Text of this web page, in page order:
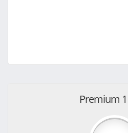
Premium